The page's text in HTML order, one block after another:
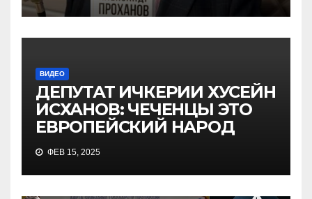
ВИДЕО
ДЕПУТАТ ИЧКЕРИИ ХУСЕЙН
ИСХАНОВ: ЧЕЧЕНЦЫ ЭТО
ЕВРОПЕЙСКИЙ НАРОД
ФЕВ 15, 2025